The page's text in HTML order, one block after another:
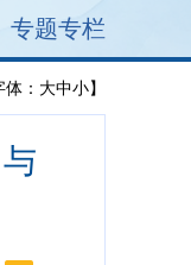
专题专栏
体： 大中小】